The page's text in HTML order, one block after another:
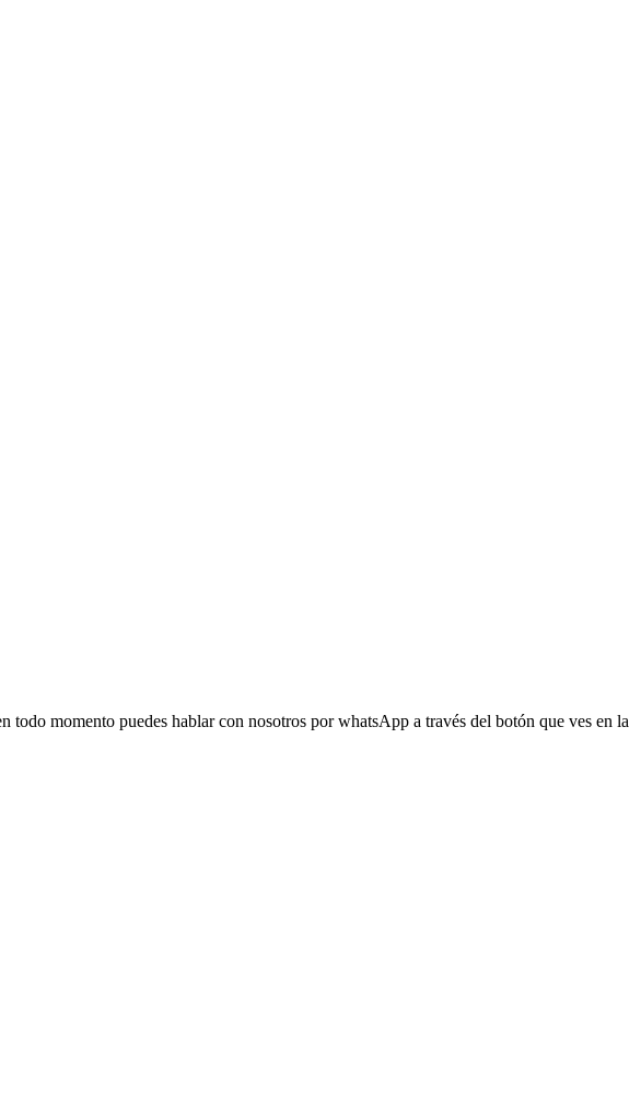
momento puedes hablar con nosotros por whatsApp a través del botón que ves en la